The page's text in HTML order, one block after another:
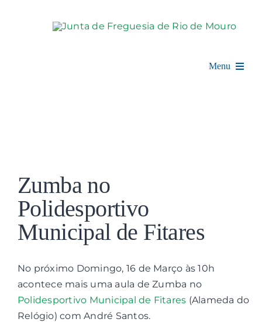
Menu
Balcão Digital
Notícias e Eventos
Contactos
Larger
Image
Zumba no
Polidesportivo
Municipal de Fitares
No próximo Domingo, 16 de Março às 10h
acontece mais uma aula de Zumba no
Polidesportivo Municipal de Fitares (Alameda do
Relógio) com André Santos.